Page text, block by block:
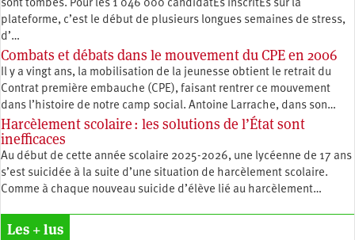
sont tombés. Pour les 1 046 000 candidatEs inscritEs sur la
plateforme, c’est le début de plusieurs longues semaines de stress,
d’…
Combats et débats dans le mouvement du CPE en 2006
Il y a vingt ans, la mobilisation de la jeunesse obtient le retrait du
Contrat première embauche (CPE), faisant rentrer ce mouvement
dans l’histoire de notre camp social. Antoine Larrache, dans son…
Harcèlement scolaire : les solutions de l’État sont
inefficaces
Au début de cette année scolaire 2025-2026, une lycéenne de 17 ans
s’est suicidée à la suite d’une situation de harcèlement scolaire.
Comme à chaque nouveau suicide d’élève lié au harcèlement…
Les + lus